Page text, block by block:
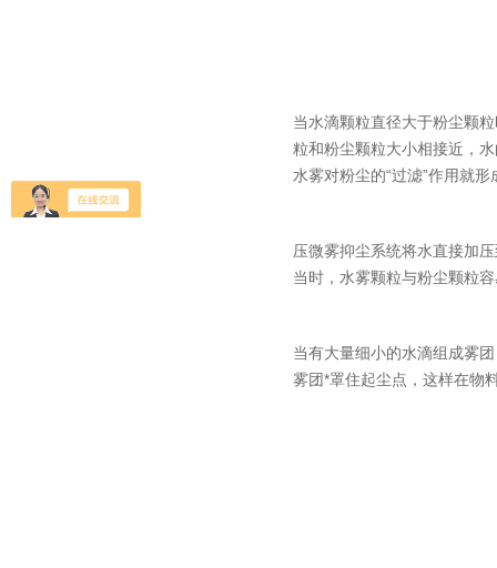
当水滴颗粒直径大于粉尘颗
粒和粉尘颗粒大小相接近，
水雾对粉尘的“过滤”作用就形
压微雾抑尘系统将水直接加
当时，水雾颗粒与粉尘颗粒
当有大量细小的水滴组成雾
雾团*罩住起尘点，这样在物